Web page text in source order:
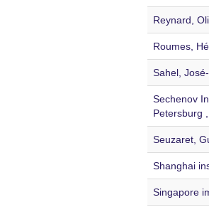
Reynard,
Roumes,
Sahel,
Sechenov
Petersburg
Seuzaret,
Shanghai
Singapore